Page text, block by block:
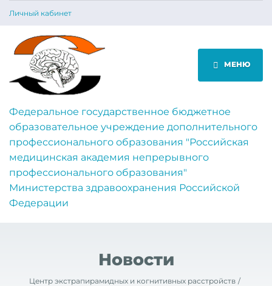
Личный кабинет
МЕНЮ
Федеральное государственное бюджетное
образовательное учреждение дополнительного
профессионального образования "Российская
медицинская академия непрерывного
профессионального образования"
Министерства здравоохранения Российской
Федерации
Новости
Центр экстрапирамидных и когнитивных расстройств